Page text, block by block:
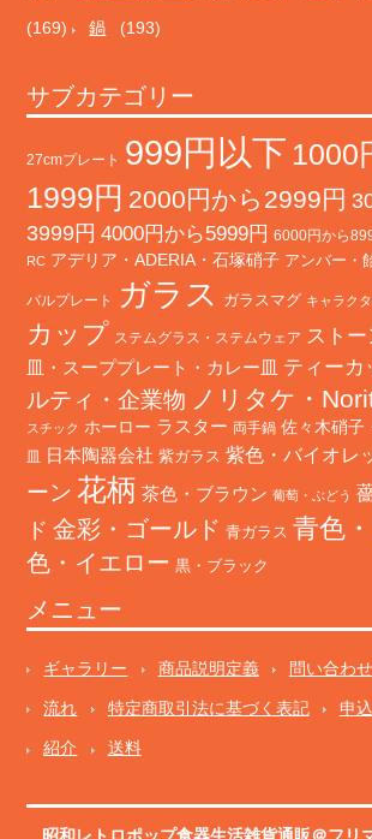
(169) 鍋 (193)
サブカテゴリー
27cmプレート 999円以下 1000
1999円 2000円から2999円
3999円 4000円から5999円 6000円から
RC アデリア・ADERIA・石塚硝子 アンバー・
バルプレート ガラス ガラスマグ キャラク
カップ ステムグラス・ステムウェア スト
皿・スーププレート・カレー皿 ティーカ
ルティ・企業物 ノリタケ・
スチック ホーロー ラスター 両手鍋 佐々木硝子
皿
日本陶器会社 紫ガラス 紫色・バイオレ
ーン 花柄 茶色・ブラウン 葡萄・ぶどう
ド 金彩・ゴールド 青ガラス 青色
色・イエロー 黒・ブラック
メニュー
ギャラリー 商品説明定義 問い合わ
流れ 特定商取引法に基づく表記 申
紹介 送料